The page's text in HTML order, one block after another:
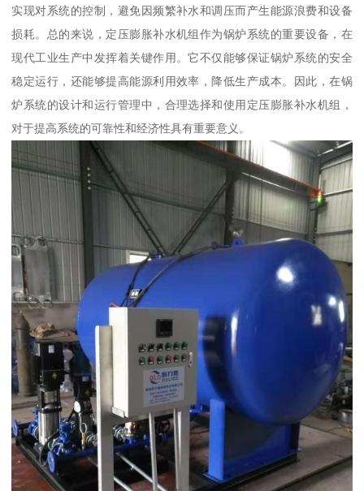
实现对系统的控制，避免因频繁补水和调压而产生能源浪费和设备
损耗。总的来说，定压膨胀补水机组作为锅炉系统的重要设备，在
现代工业生产中发挥着关键作用。它不仅能够保证锅炉系统的安全
稳定运行，还能够提高能源利用效率，降低生产成本。因此，在锅
炉系统的设计和运行管理中，合理选择和使用定压膨胀补水机组，
对于提高系统的可靠性和经济性具有重要意义。